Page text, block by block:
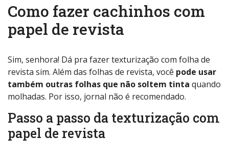
Como fazer cachinhos com
papel de revista
Sim, senhora! Dá pra fazer texturização com folha de
revista sim. Além das folhas de revista, você pode usar
também outras folhas que não soltem tinta quando
molhadas. Por isso, jornal não é recomendado.
Passo a passo da texturização com
papel de revista